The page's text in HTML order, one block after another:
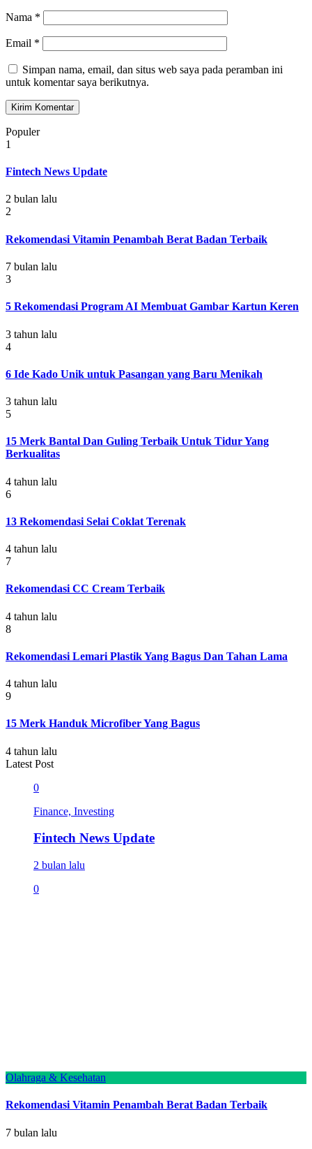
Nama *
Email *
Simpan nama, email, dan situs web saya pada peramban ini
untuk komentar saya berikutnya.
Populer
1
Fintech News Update
2 bulan lalu
2
Rekomendasi Vitamin Penambah Berat Badan Terbaik
7 bulan lalu
3
5 Rekomendasi Program AI Membuat Gambar Kartun Keren
3 tahun lalu
4
6 Ide Kado Unik untuk Pasangan yang Baru Menikah
3 tahun lalu
5
15 Merk Bantal Dan Guling Terbaik Untuk Tidur Yang
Berkualitas
4 tahun lalu
6
13 Rekomendasi Selai Coklat Terenak
4 tahun lalu
7
Rekomendasi CC Cream Terbaik
4 tahun lalu
8
Rekomendasi Lemari Plastik Yang Bagus Dan Tahan Lama
4 tahun lalu
9
15 Merk Handuk Microfiber Yang Bagus
4 tahun lalu
Latest Post
0
Finance, Investing
Fintech News Update
2 bulan lalu
0
Olahraga & Kesehatan
Rekomendasi Vitamin Penambah Berat Badan Terbaik
7 bulan lalu